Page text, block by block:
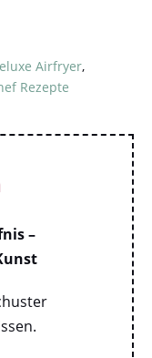
Airfryer,
Rezepte
–